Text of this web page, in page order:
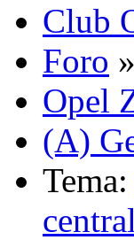
Club
Foro »
Opel
(A)
Tema:
central